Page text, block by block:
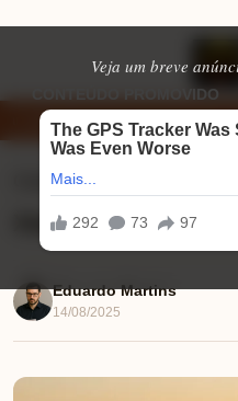
Veja um breve
apps de namoro que permitem
Celulares
Xiaomi POCO M7
Eduardo Martins
14/08/2025